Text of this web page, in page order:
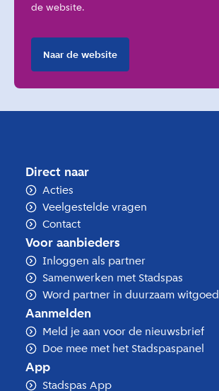
de website.
Naar de website
Direct naar
Acties
Veelgestelde vragen
Contact
Voor aanbieders
Inloggen als partner
Samenwerken met Stadspas
Word partner in duurzaam witgoed
Aanmelden
Meld je aan voor de nieuwsbrief
Doe mee met het Stadspaspanel
App
Stadspas App